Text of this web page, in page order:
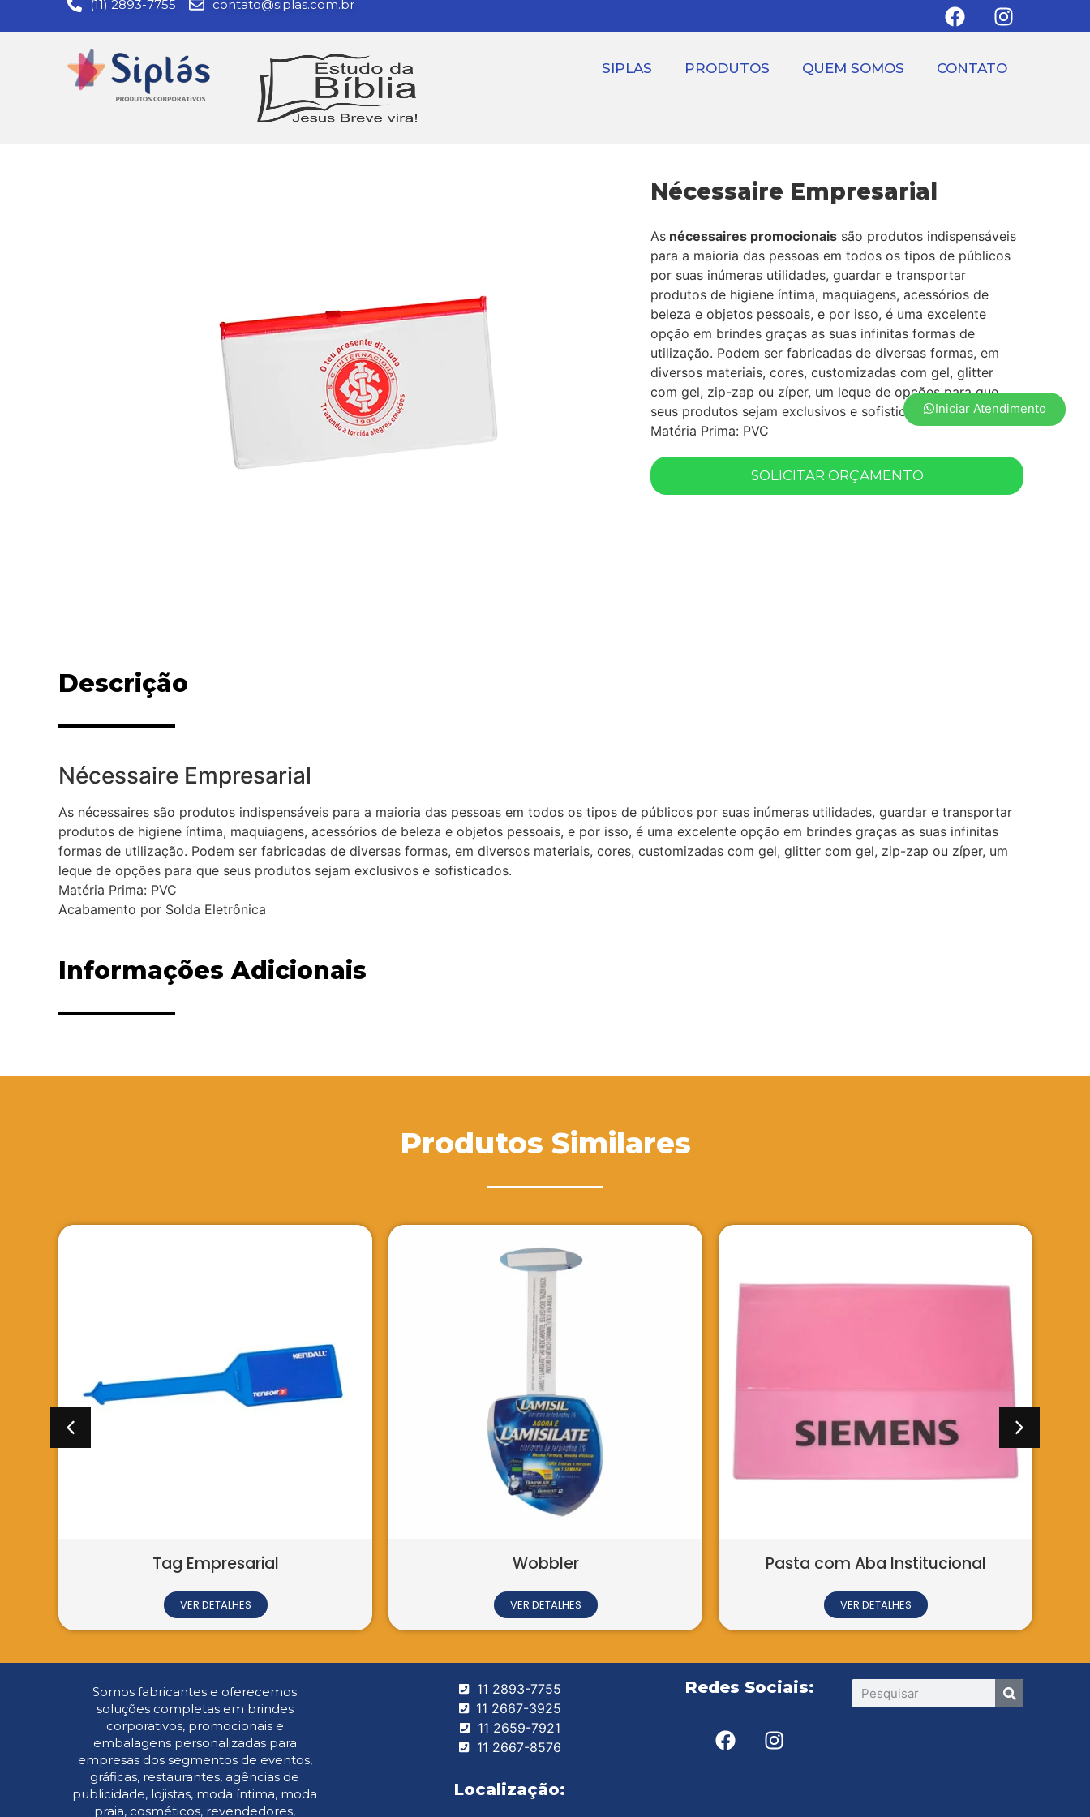
(11) 2893-7755 contato@siplas.com.br
SIPLAS PRODUTOS QUEM SOMOS CONTATO
Nécessaire Empresarial
SOLICITAR ORÇAMENTO
As nécessaires promocionais são produtos indispensáveis
para a maioria das pessoas em todos os tipos de públicos
por suas inúmeras utilidades, guardar e transportar
produtos de higiene íntima, maquiagens, acessórios de
beleza e objetos pessoais, e por isso, é uma excelente
opção em brindes graças as suas infinitas formas de
utilização. Podem ser fabricadas de diversas formas, em
diversos materiais, cores, customizadas com gel, glitter
com gel, zip-zap ou zíper, um leque de opções para que
seus produtos sejam exclusivos e sofisticados.
Matéria Prima: PVC
Descrição
Nécessaire Empresarial
As nécessaires são produtos indispensáveis para a maioria das pessoas em todos os tipos de públicos por suas inúmeras utilidades, guardar e transportar
produtos de higiene íntima, maquiagens, acessórios de beleza e objetos pessoais, e por isso, é uma excelente opção em brindes graças as suas infinitas
formas de utilização. Podem ser fabricadas de diversas formas, em diversos materiais, cores, customizadas com gel, glitter com gel, zip-zap ou zíper, um
leque de opções para que seus produtos sejam exclusivos e sofisticados.
Matéria Prima: PVC
Acabamento por Solda Eletrônica
Informações Adicionais
Produtos Similares
Pasta com Aba Institucional
VER DETALHES
11 2893-7755
11 2667-3925
11 2659-7921
11 2667-8576
Localização:
Somos fabricantes e oferecemos
soluções completas em brindes
corporativos, promocionais e
embalagens personalizadas para
empresas dos segmentos de eventos,
gráficas, restaurantes, agências de
publicidade, lojistas, moda íntima, moda
praia, cosméticos, revendedores,
Redes Sociais:
Iniciar Atendimento